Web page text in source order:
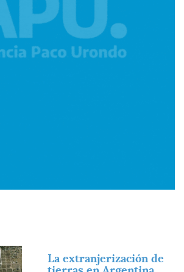
La extranjerización de